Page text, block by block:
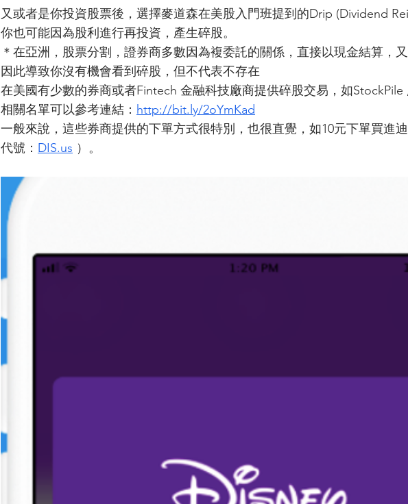
又或者是你投資股票後，選擇麥道森在美股入門班提到的Drip (Dividend
你也可能因為股利進行再投資，產生碎股。
＊在亞洲，股票分割，證券商多數因為複委託的關係，直接以現金結算，
因此導致你沒有機會看到碎股，但不代表不存在
在美國有少數的券商或者Fintech 金融科技廠商提供碎股交易，如StockPile
相關名單可以參考連結： http://bit.ly/2oYmKad
一般來說，這些券商提供的下單方式很特別，也很直覺，如10元下單買進
代號： DIS.us ）。